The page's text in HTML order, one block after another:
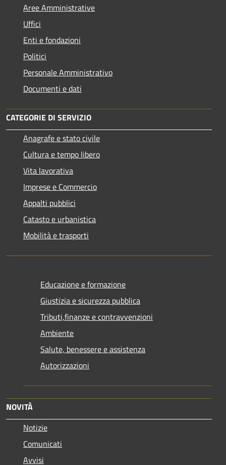
Aree Amministrative
Uffici
Enti e fondazioni
Politici
Personale Amministrativo
Documenti e dati
CATEGORIE DI SERVIZIO
Anagrafe e stato civile
Cultura e tempo libero
Vita lavorativa
Imprese e Commercio
Appalti pubblici
Catasto e urbanistica
Mobilità e trasporti
Educazione e formazione
Giustizia e sicurezza pubblica
Tributi,finanze e contravvenzioni
Ambiente
Salute, benessere e assistenza
Autorizzazioni
NOVITÀ
Notizie
Comunicati
Avvisi